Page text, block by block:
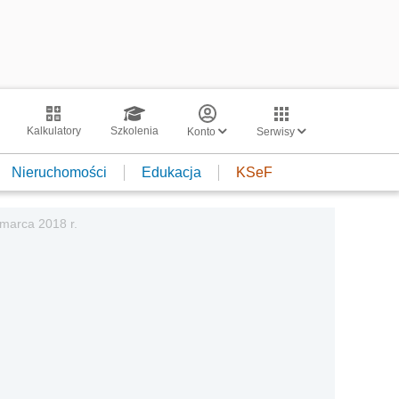
Kalkulatory Szkolenia Konto Serwisy
Nieruchomości Edukacja KSeF
2018 r.